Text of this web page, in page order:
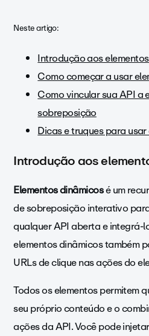
Neste artigo:
Introdução aos
Como começar a usar
Como vincular sua API a
sobreposição
Dicas e truques para
Introdução aos
Elementos dinâmicosé um
de sobreposição interativo
qualquer API aberta e integrá-
elementos dinâmicos também
URLs de clique nas ações do
Todos os elementos permitem
seu próprio conteúdo e o
ações da API. Você pode i